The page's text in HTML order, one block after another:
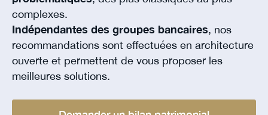
complexes.
Indépendantes des groupes bancaires, nos
recommandations sont effectuées en architecture
ouverte et permettent de vous proposer les
meilleures solutions.